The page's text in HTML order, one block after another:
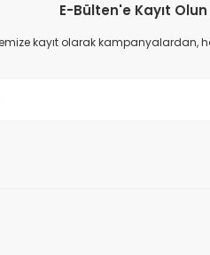
E-Bülten'e Kayıt Olun
kayıt olarak kampanyalardan,